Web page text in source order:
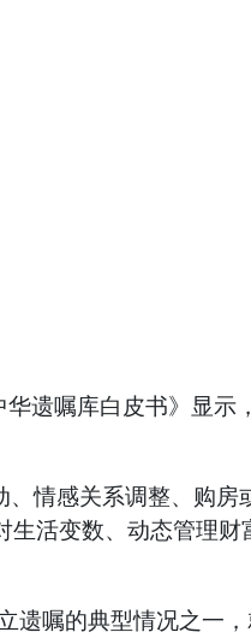
嘱库白皮书》显示
感关系调整、购房
活变数、动态管理
嘱的典型情况之一